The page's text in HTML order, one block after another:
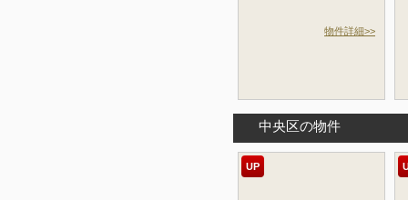
物件詳細>>
中央区の物件
UP